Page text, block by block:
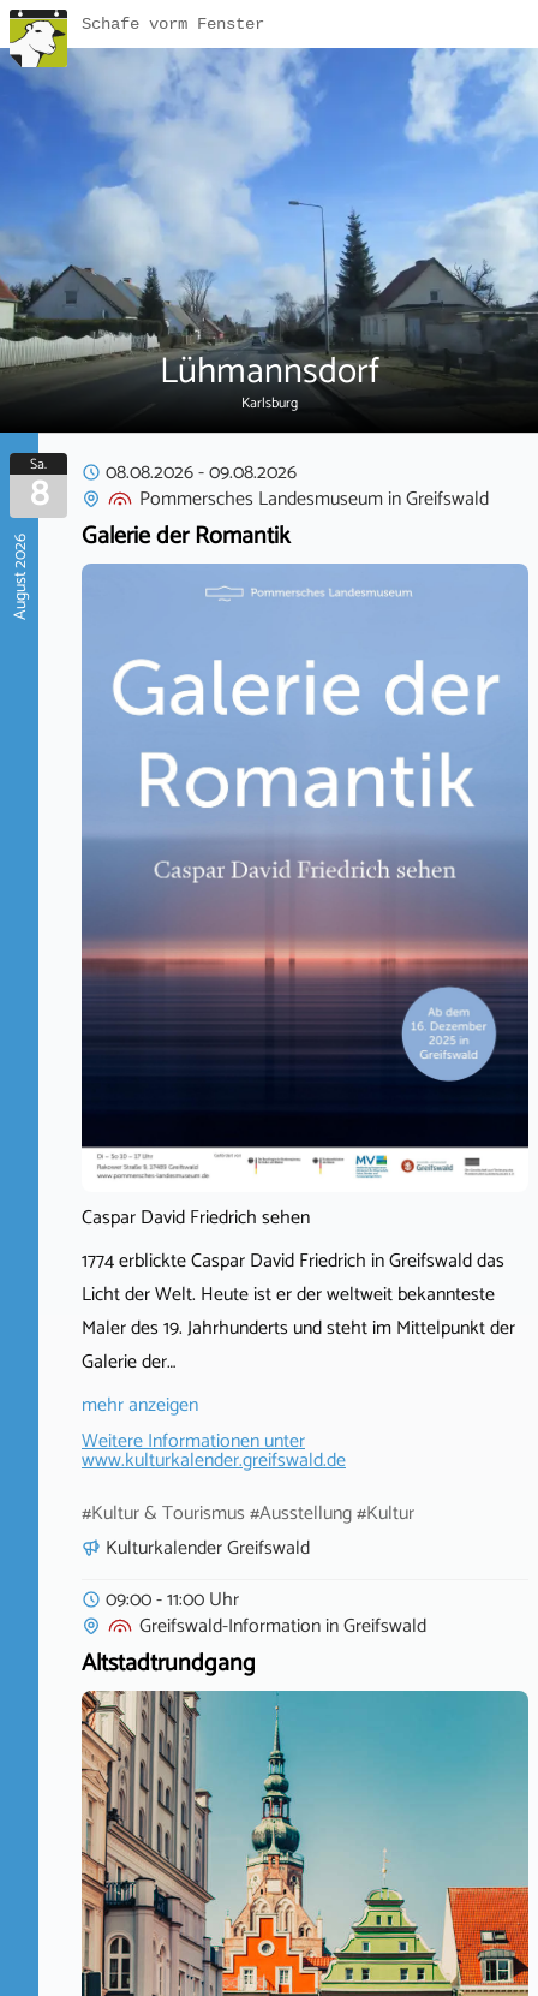
Schafe vorm Fenster
Lühmannsdorf
Karlsburg
August 2026
Sa.
8 08.08.2026-09.08.2026
Pommersches LandesmuseuminGreifswald
Galerie der Romantik
Caspar David Friedrich sehen
1774 erblickte Caspar David Friedrich in Greifswald das
Licht der Welt. Heute ist er der weltweit bekannteste
Maler des 19. Jahrhunderts und steht im Mittelpunkt der
Galerie der…
mehr anzeigen
Weitere Informationen unter
www.kulturkalender.greifswald.de
#Kultur & Tourismus #Ausstellung #Kultur
Kulturkalender Greifswald
09:00 - 11:00 Uhr
Greifswald-InformationinGreifswald
Altstadtrundgang